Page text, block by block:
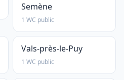
Semène
1 WC public
Vals-près-le-Puy
1 WC public